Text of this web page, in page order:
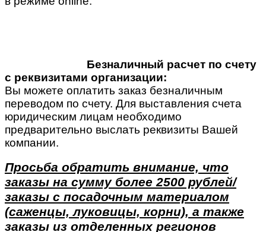
Безналичный расчет по счету
с реквизитами организации:
Вы можете оплатить заказ безналичным
переводом по счету. Для выставления счета
юридическим лицам необходимо
предварительно выслать реквизиты Вашей
компании.
Просьба обратить внимание, что
заказы на сумму более 2500 рублей/
заказы с посадочным материалом
(саженцы, луковицы, корни), а также
заказы из отделенных регионов